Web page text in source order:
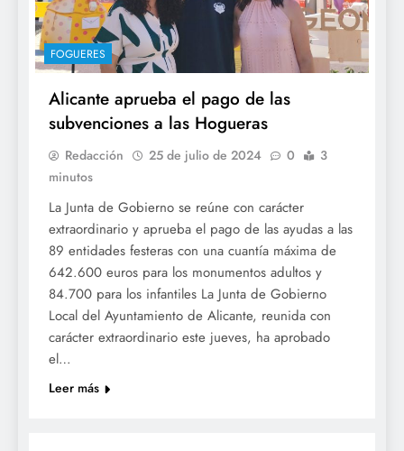
FOGUERES
Alicante aprueba el pago de las
subvenciones a las Hogueras
Redacción 25 de julio de 2024 0
3
minutos
La Junta de Gobierno se reúne con carácter
extraordinario y aprueba el pago de las ayudas a las
89 entidades festeras con una cuantía máxima de
642.600 euros para los monumentos adultos y
84.700 para los infantiles La Junta de Gobierno
Local del Ayuntamiento de Alicante, reunida con
carácter extraordinario este jueves, ha aprobado
el…
Leer más